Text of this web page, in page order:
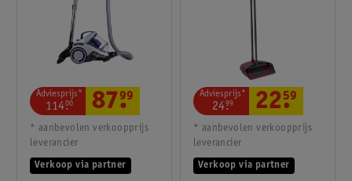
Verkoop via partner
Adviesprijs*
114.
00 87.
99
* aanbevolen verkoopprijs
leverancier
Verkoop via partner
Adviesprijs*
24.
99 22.
59
* aanbevolen verkoopprijs
leverancier